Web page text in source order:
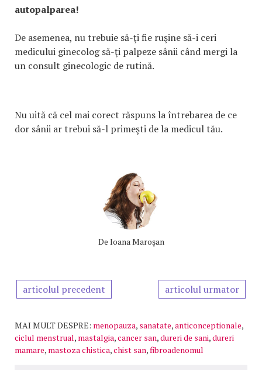
autopalparea!
De asemenea, nu trebuie să-ţi fie ruşine să-i ceri
medicului ginecolog să-ţi palpeze sânii când mergi la
un consult ginecologic de rutină.
Nu uită că cel mai corect răspuns la întrebarea de ce
dor sânii ar trebui să-l primeşti de la medicul tău.
De Ioana Maroşan
articolul precedent articolul urmator
MAI MULT DESPRE: menopauza, sanatate,anticonceptionale,
ciclul menstrual, mastalgia,cancer san,dureri de sani,dureri
mamare, mastoza chistica,chist san,fibroadenomul